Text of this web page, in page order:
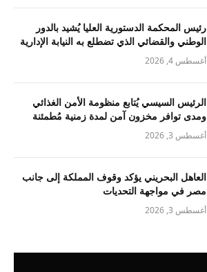
رئيس المحكمة الدستورية العليا يُشيد بالدور
الوطني والقضائي الذي تضطلع به النيابة الإدارية
أغسطس 4, 2026
الرئيس السيسي يُتابع منظومة الأمن الغذائي
ومدى توافر مخزون آمن لمدة زمنية مُطمئنة
أغسطس 3, 2026
العاهل البحريني يؤكد وقوف المملكة إلى جانب
مصر في مواجهة التحديات
أغسطس 3, 2026